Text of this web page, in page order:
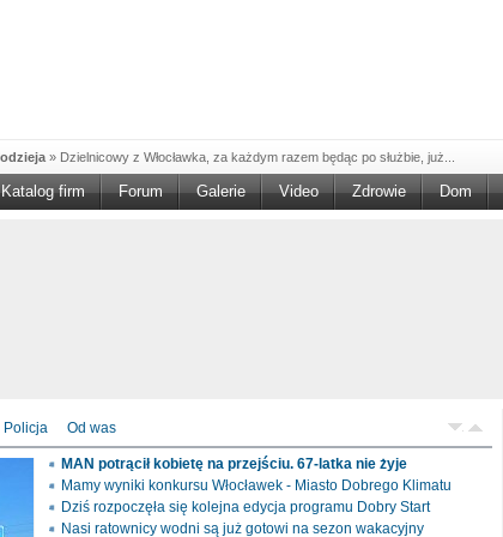
» Dzielnicowy z Włocławka, za każdym razem będąc po służbie, już...
w NGO'»Ruszył nabór w konkursie „Wsparcie Organizacji Wolontariatu w NGO –
» Od czerwca rozpoczął się nowy okres świadczeniowy 800 plus, który
» Policjanci ruchu drogowego przeprowadzili na drogach Włocławka i
Katalog firm Forum Galerie Video Zdrowie Dom
Policja Od was
MAN potrącił kobietę na przejściu. 67-latka nie żyje
Mamy wyniki konkursu Włocławek - Miasto Dobrego Klimatu
Dziś rozpoczęła się kolejna edycja programu Dobry Start
Nasi ratownicy wodni są już gotowi na sezon wakacyjny